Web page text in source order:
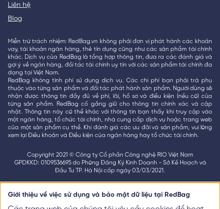
Liên hệ
Blog
Miễn trừ trách nhiệm: RedBag.vn không phải đơn vị phát hành các khoản
vay, tài khoản ngân hàng, thẻ tín dụng cũng như các sản phẩm tài chính
khác. Dịch vụ của RedBag là tổng hợp thông tin, đưa ra các đánh giá và
gợi ý về ngân hàng, đối tác tài chính uy tín với các sản phẩm tài chính đa
dạng tại Việt Nam.
RedBag không tính phí sử dụng dịch vụ. Các chi phí bạn phải trả phụ
thuộc vào từng sản phẩm và đối tác phát hành sản phẩm. Người dùng sẽ
nhận được thông tin đầy đủ về phí, lãi, hồ sơ và điều kiện (nếu có) của
từng sản phẩm. RedBag cố gắng giữ cho thông tin chính xác và cập
nhật. Thông tin này có thể khác với thông tin bạn thấy khi truy cập vào
một ngân hàng, tổ chức tài chính, nhà cung cấp dịch vụ hoặc trang web
của một sản phẩm cụ thể. Khi đánh giá các ưu đãi và sản phẩm, vui lòng
xem lại Điều khoản và Điều kiện của ngân hàng hay tổ chức tài chính.
Copyright 2021 © Công ty Cổ phần Công nghệ RIO Việt Nam
GPDKKD: 0109536695 do Phòng Đăng Ký Kinh Doanh - Sở Kế Hoạch và
Đầu Tư TP. Hà Nội cấp ngày 03/03/2021.
Giới thiệu về việc sử dụng và bảo mật dữ liệu tại RedBag